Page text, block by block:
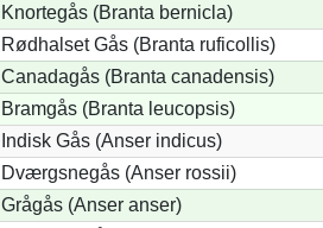
Knortegås (Branta bernicla)
Rødhalset Gås (Branta ruficollis)
Canadagås (Branta canadensis)
Bramgås (Branta leucopsis)
Indisk Gås (Anser indicus)
Dværgsnegås (Anser rossii)
Grågås (Anser anser)